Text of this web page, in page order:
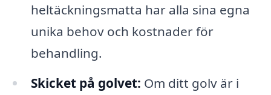
heltäckningsmatta har alla sina egna
unika behov och kostnader för
behandling.
Skicket på golvet: Om ditt golv är i